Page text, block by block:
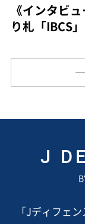
《インタビ
り札「IBCS
J
「Jディフェ